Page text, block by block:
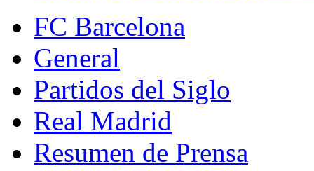
FC Barcelona
General
Partidos del Siglo
Real Madrid
Resumen de Prensa